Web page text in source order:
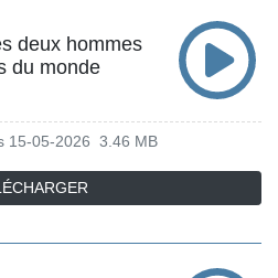
deux hommes
du monde
15-05-2026 3.46 MB